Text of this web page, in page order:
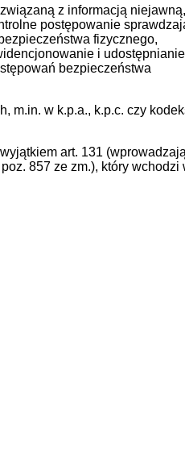
z informacją
postępowanie
fizycznego,
i udostępnianie
bezpieczeństwa
m.in. w k.p.a., k.p.c. czy
art. 131
857 ze zm.), który wchodzi